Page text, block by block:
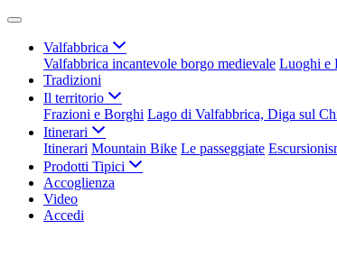
Valfabbrica
Valfabbrica incantevole borgo medievale Luoghi e
Tradizioni
Il territorio
Frazioni e Borghi Lago di Valfabbrica, Diga sul
Itinerari
Itinerari Mountain Bike Le passeggiate
Prodotti Tipici
Accoglienza
Video
Accedi